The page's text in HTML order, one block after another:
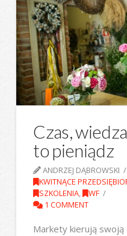
Czas,
to pieniądz
ANDRZEJ DĄBROWSKI
KWITNĄCE
SZKOLENIA, WF
1 COMMENT
Markety kierują